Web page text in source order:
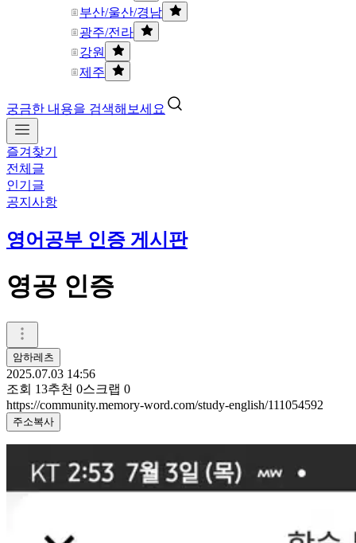
부산/울산/경남
광주/전라
강원
제주
궁금한 내용을 검색해보세요
즐겨찾기
전체글
인기글
공지사항
영어공부 인증 게시판
영공 인증
암하레츠
2025.07.03 14:56
조회 13추천 0스크랩 0
https://community.memory-word.com/study-english/111054592
주소복사